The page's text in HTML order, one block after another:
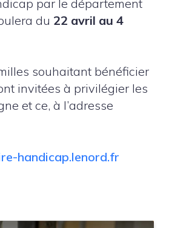
par le département
du 22 avril au 4
souhaitant bénéficier
invitées à privilégier les
et ce, à l’adresse
handicap.lenord.fr